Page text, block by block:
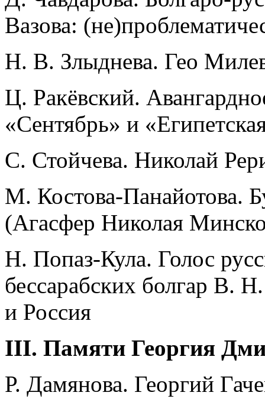
Вазова:
Н. В. Злыднева. Гео Милев
Ц. Ракёвский.
«Сентябрь» и
С. Стойчева. Николай
М. Костова-Панайотова.
(Агасфер Николая
Н. Попаз-Кула. Голос
бессарабских болгар В.
и Россия
III. Памяти Георгия
Р. Дамянова. Георгий